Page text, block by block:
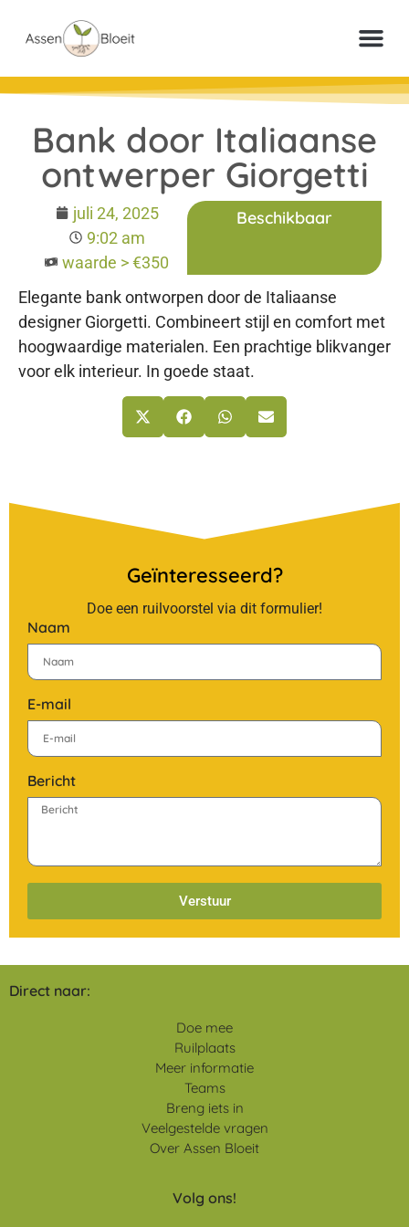
Bank door Italiaanse
ontwerper Giorgetti
Beschikbaar
juli 24, 2025
9:02 am
waarde > €350
Elegante bank ontworpen door de Italiaanse
designer Giorgetti. Combineert stijl en comfort met
hoogwaardige materialen. Een prachtige blikvanger
voor elk interieur. In goede staat.
Geïnteresseerd?
Doe een ruilvoorstel via dit formulier!
Naam
E-mail
Bericht
Verstuur
Direct naar:
Doe mee
Ruilplaats
Meer informatie
Teams
Breng iets in
Veelgestelde vragen
Over Assen Bloeit
Volg ons!